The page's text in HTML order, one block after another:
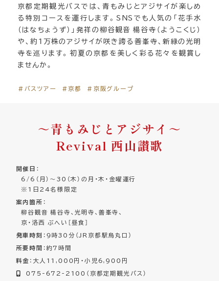
京都定期観光バスでは、青もみじとアジサイが楽しめ
る特別コースを運行します。SNSでも人気の「花手水
（はなちょうず）」発祥の柳谷観音 楊谷寺（ようこくじ）
や、約1万株のアジサイが咲き誇る善峯寺、新緑の光明
寺を巡ります。初夏の京都を美しく彩る花々を観賞し
ませんか。
＃バスツアー ＃京都 ＃京阪グループ
～青もみじとアジサイ～
Revival 西山讃歌
開催日 ：
6/6（月）～30（木）の月・木・金曜運行
※1日24名様限定
案内箇所 ：
柳谷観音 楊谷寺、光明寺、善峯寺、
京・洛西 ぶへい［昼食］
発車時刻 ：9時30分（JR京都駅烏丸口）
所要時間 ：約7時間
料金 ：大人11,000円・小児6,900円
075-672-2100（京都定期観光バス）